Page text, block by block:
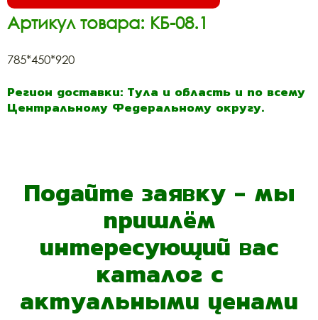
Артикул товара: КБ-08.1
785*450*920
Регион доставки: Тула и область и по всему
Центральному Федеральному округу.
Подайте заявку - мы
пришлём
интересующий вас
каталог с
актуальными ценами